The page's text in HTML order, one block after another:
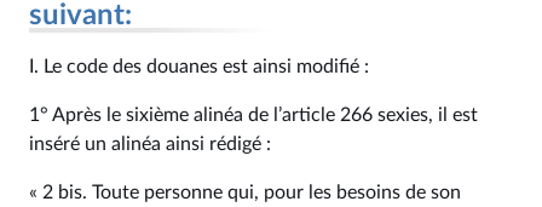
suivant:
I. Le code des douanes est ainsi modifié :
1° Après le sixième alinéa de l’article 266 sexies, il est
inséré un alinéa ainsi rédigé :
« 2 bis. Toute personne qui, pour les besoins de son